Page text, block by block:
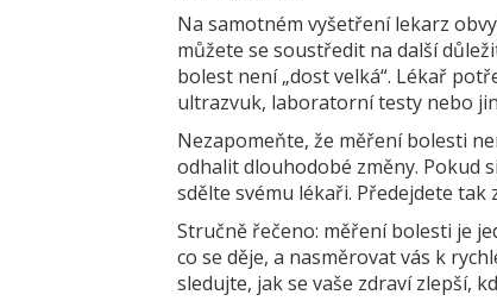
Na samotném vyšetření lekarz
můžete se soustředit na další
bolest není „dost velká“. Lékař
ultrazvuk, laboratorní testy nebo
Nezapomeňte, že měření bolesti
odhalit dlouhodobé změny. Pokud
sdělte svému lékaři. Předejdete
Stručně řečeno: měření bolesti je
co se děje, a nasměrovat vás k
sledujte, jak se vaše zdraví zlepší,